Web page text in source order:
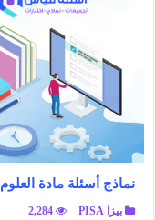
نماذج أسئلة مادة العلوم PISA الاختبارات الدولية – أسئلة وأجوبة
بيزا PISA 2,284